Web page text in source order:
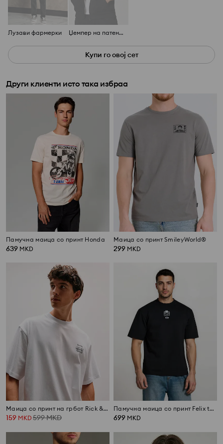
Лузави фармерки Џемпер на патент со капуљача
Купи го овој сет
Други клиенти исто така избраа
Памучна маица со принт Honda
639 MKD
Маица со принт SmileyWorld®
299 MKD
Маица со принт на грбот Rick & Morty
159 MKD 599MKD
Памучна маица со принт Felix the Cat
699 MKD